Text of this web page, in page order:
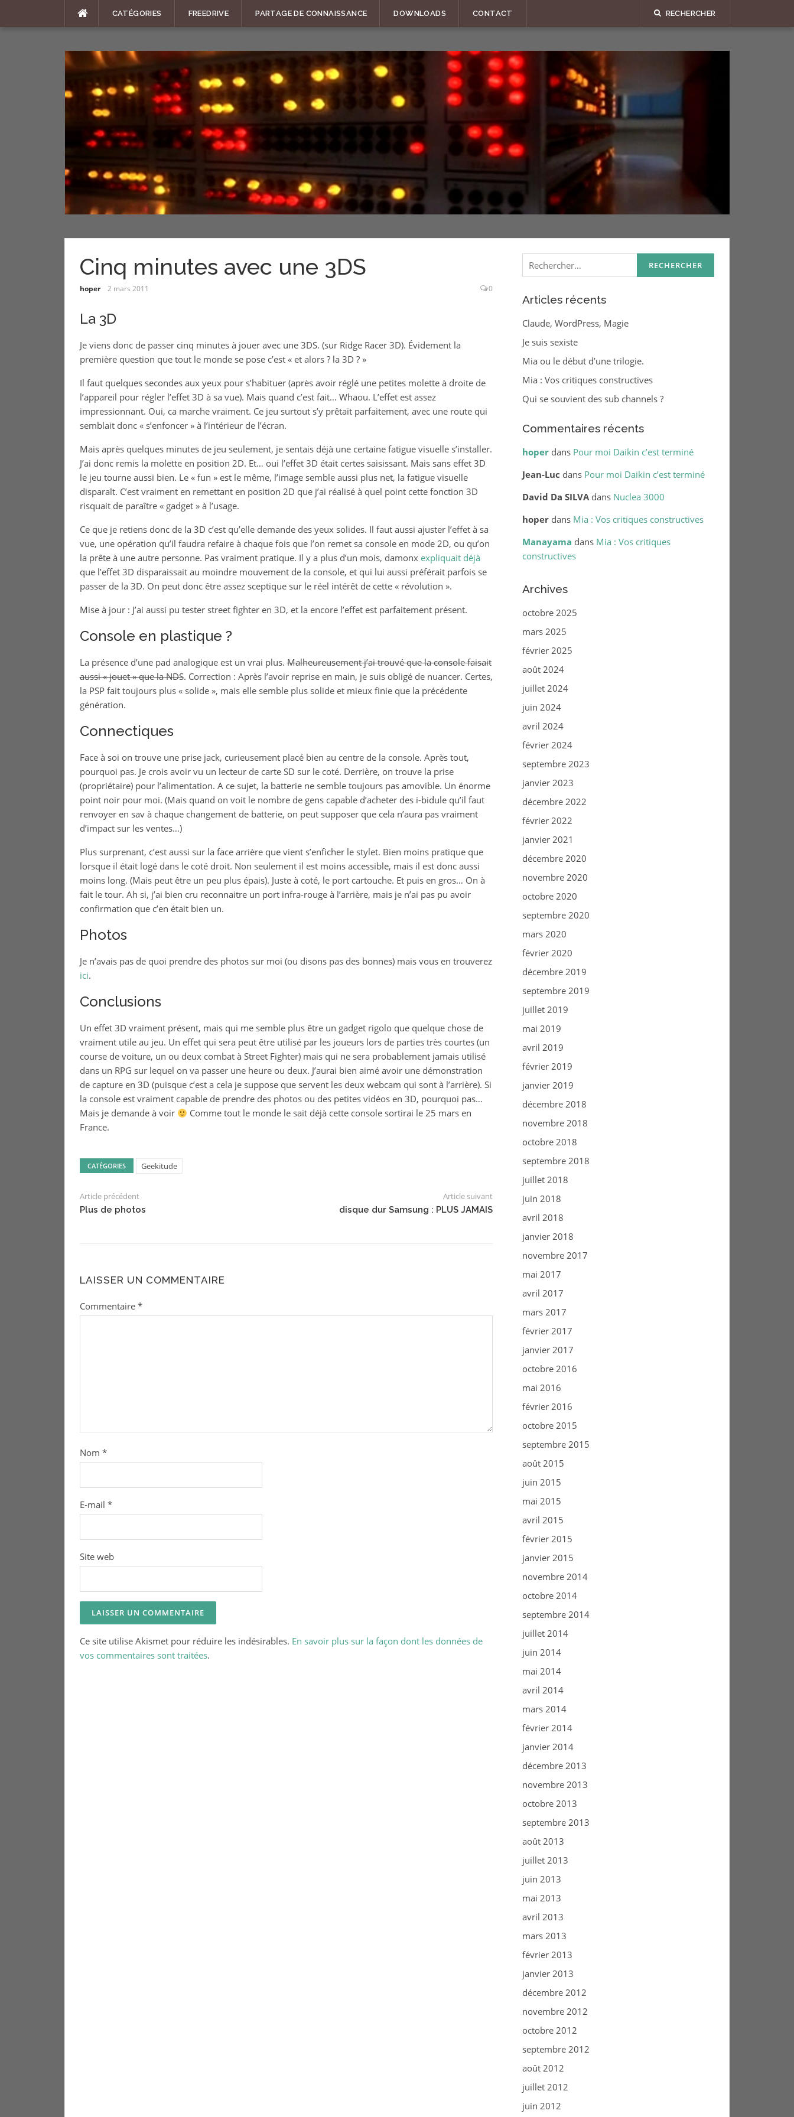
CATÉGORIES FREEDRIVE PARTAGE DE CONNAISSANCE DOWNLOADS CONTACT RECHERCHER
Cinq minutes avec une 3DS
hoper 2 mars 2011 0
La 3D
Je viens donc de passer cinq minutes à jouer avec une 3DS. (sur Ridge Racer 3D). Évidement la
première question que tout le monde se pose c’est « et alors ? la 3D ? »
Il faut quelques secondes aux yeux pour s’habituer (après avoir réglé une petites molette à droite de
l’appareil pour régler l’effet 3D à sa vue). Mais quand c’est fait… Whaou. L’effet est assez
impressionnant. Oui, ca marche vraiment. Ce jeu surtout s’y prêtait parfaitement, avec une route qui
semblait donc « s’enfoncer » à l’intérieur de l’écran.
Mais après quelques minutes de jeu seulement, je sentais déjà une certaine fatigue visuelle s’installer.
J’ai donc remis la molette en position 2D. Et… oui l’effet 3D était certes saisissant. Mais sans effet 3D
le jeu tourne aussi bien. Le « fun » est le même, l’image semble aussi plus net, la fatigue visuelle
disparaît. C’est vraiment en remettant en position 2D que j’ai réalisé à quel point cette fonction 3D
risquait de paraître « gadget » à l’usage.
Ce que je retiens donc de la 3D c’est qu’elle demande des yeux solides. Il faut aussi ajuster l’effet à sa
vue, une opération qu’il faudra refaire à chaque fois que l’on remet sa console en mode 2D, ou qu’on
la prête à une autre personne. Pas vraiment pratique. Il y a plus d’un mois, damonx expliquait déjà
que l’effet 3D disparaissait au moindre mouvement de la console, et qui lui aussi préférait parfois se
passer de la 3D. On peut donc être assez sceptique sur le réel intérêt de cette « révolution ».
Mise à jour : J’ai aussi pu tester street fighter en 3D, et la encore l’effet est parfaitement présent.
Console en plastique ?
La présence d’une pad analogique est un vrai plus.Malheureusement j’ai trouvé que la console faisait
aussi « jouet » que la NDS. Correction : Après l’avoir reprise en main, je suis obligé de nuancer. Certes,
la PSP fait toujours plus « solide », mais elle semble plus solide et mieux finie que la précédente
génération.
Connectiques
Face à soi on trouve une prise jack, curieusement placé bien au centre de la console. Après tout,
pourquoi pas. Je crois avoir vu un lecteur de carte SD sur le coté. Derrière, on trouve la prise
(propriétaire) pour l’alimentation. A ce sujet, la batterie ne semble toujours pas amovible. Un énorme
point noir pour moi. (Mais quand on voit le nombre de gens capable d’acheter des i-bidule qu’il faut
renvoyer en sav à chaque changement de batterie, on peut supposer que cela n’aura pas vraiment
d’impact sur les ventes…)
Plus surprenant, c’est aussi sur la face arrière que vient s’enficher le stylet. Bien moins pratique que
lorsque il était logé dans le coté droit. Non seulement il est moins accessible, mais il est donc aussi
moins long. (Mais peut être un peu plus épais). Juste à coté, le port cartouche. Et puis en gros… On à
fait le tour. Ah si, j’ai bien cru reconnaitre un port infra-rouge à l’arrière, mais je n’ai pas pu avoir
confirmation que c’en était bien un.
Photos
Je n’avais pas de quoi prendre des photos sur moi (ou disons pas des bonnes) mais vous en trouverez
ici.
Conclusions
Un effet 3D vraiment présent, mais qui me semble plus être un gadget rigolo que quelque chose de
vraiment utile au jeu. Un effet qui sera peut être utilisé par les joueurs lors de parties très courtes (un
course de voiture, un ou deux combat à Street Fighter) mais qui ne sera probablement jamais utilisé
dans un RPG sur lequel on va passer une heure ou deux. J’aurai bien aimé avoir une démonstration
de capture en 3D (puisque c’est a cela je suppose que servent les deux webcam qui sont à l’arrière). Si
la console est vraiment capable de prendre des photos ou des petites vidéos en 3D, pourquoi pas…
Mais je demande à voir
Comme tout le monde le sait déjà cette console sortirai le 25 mars en
France.
CATÉGORIES Geekitude
Article précédent
Plus de photos
Article suivant
disque dur Samsung : PLUS JAMAIS
LAISSER UN COMMENTAIRE
Commentaire *
Nom *
E-mail *
Site web
Ce site utilise Akismet pour réduire les indésirables. En savoir plus sur la façon dont les données de
vos commentaires sont traitées.
Rechercher :
Articles récents
Claude, WordPress, Magie
Je suis sexiste
Mia ou le début d’une trilogie.
Mia : Vos critiques constructives
Qui se souvient des sub channels ?
Commentaires récents
hoperdans Pour moi Daikin c’est terminé
Jean-Luc dans Pour moi Daikin c’est terminé
David Da SILVAdans Nuclea 3000
hoperdans Mia : Vos critiques constructives
Manayama dans Mia : Vos critiques
constructives
Archives
octobre 2025
mars 2025
février 2025
août 2024
juillet 2024
juin 2024
avril 2024
février 2024
septembre 2023
janvier 2023
décembre 2022
février 2022
janvier 2021
décembre 2020
novembre 2020
octobre 2020
septembre 2020
mars 2020
février 2020
décembre 2019
septembre 2019
juillet 2019
mai 2019
avril 2019
février 2019
janvier 2019
décembre 2018
novembre 2018
octobre 2018
septembre 2018
juillet 2018
juin 2018
avril 2018
janvier 2018
novembre 2017
mai 2017
avril 2017
mars 2017
février 2017
janvier 2017
octobre 2016
mai 2016
février 2016
octobre 2015
septembre 2015
août 2015
juin 2015
mai 2015
avril 2015
février 2015
janvier 2015
novembre 2014
octobre 2014
septembre 2014
juillet 2014
juin 2014
mai 2014
avril 2014
mars 2014
février 2014
janvier 2014
décembre 2013
novembre 2013
octobre 2013
septembre 2013
août 2013
juillet 2013
juin 2013
mai 2013
avril 2013
mars 2013
février 2013
janvier 2013
décembre 2012
novembre 2012
octobre 2012
septembre 2012
août 2012
juillet 2012
juin 2012